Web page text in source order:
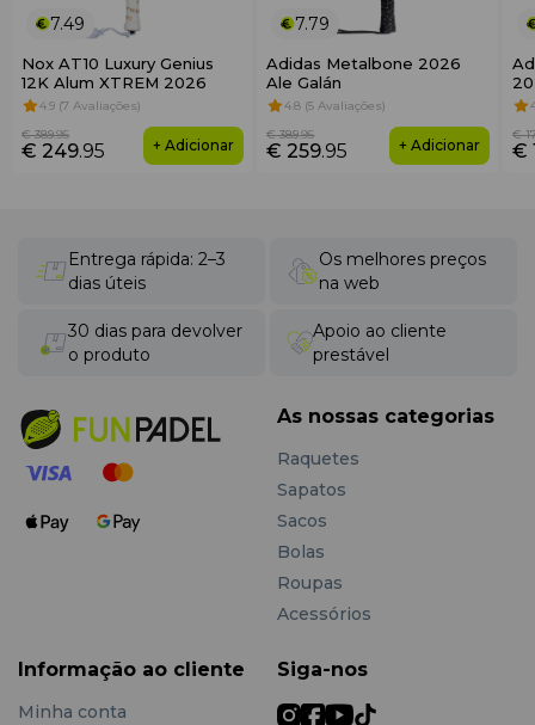
7.49
Nox AT10 Luxury Genius
12K Alum XTREM 2026
4.9 (7 Avaliações)
€ 249.95
€ 389.95
+ Adicionar
7.79
Adidas Metalbone 2026
Ale Galán
4.8 (5 Avaliações)
€ 259.95
€ 389.95
+ Adicionar €
€
Entrega rápida: 2–3
dias úteis
Os melhores preços
na web
30 dias para devolver
o produto
Apoio ao cliente
prestável
As nossas categorias
Raquetes
Sapatos
Sacos
Bolas
Roupas
Acessórios
Informação ao cliente
Minha conta
Siga-nos